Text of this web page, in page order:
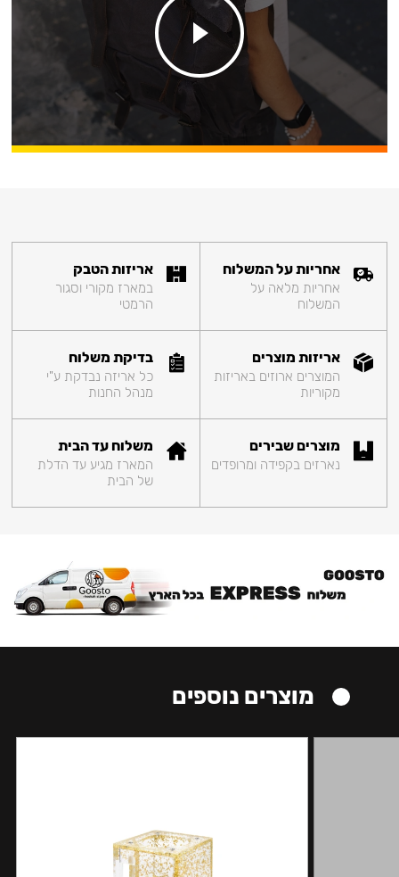
אחריות על המשלוח
אחריות מלאה על
המשלוח
אריזות הטבק
במארז מקורי וסגור
הרמטי
אריזות מוצרים
המוצרים ארוזים באריזות
מקוריות
בדיקת משלוח
כל אריזה נבדקת ע"י
מנהל החנות
מוצרים שבירים
נארזים בקפידה ומרופדים
משלוח עד הבית
המארז מגיע עד הדלת
של הבית
מוצרים נוספים